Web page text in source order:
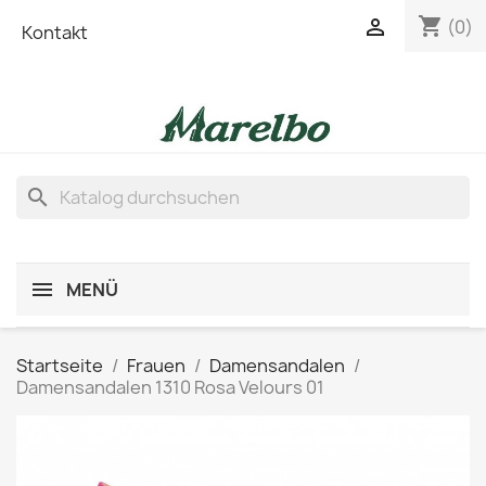
Kontakt shopping_cart (0)

search
MENÜ
Startseite Frauen
Damensandalen
Damensandalen 1310 Rosa Velours 01